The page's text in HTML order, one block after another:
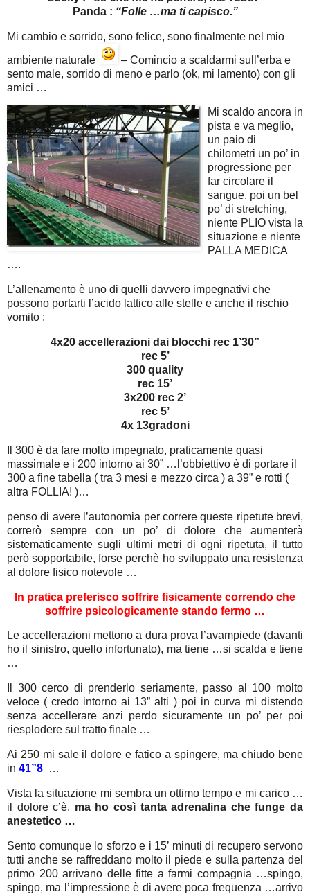
Panda : “Folle …ma ti capisco.”
Mi cambio e sorrido, sono felice, sono finalmente nel mio
ambiente naturale
– Comincio a scaldarmi sull’erba e
sento male, sorrido di meno e parlo (ok, mi lamento) con gli
amici …
Mi scaldo ancora in
pista e va meglio,
un paio di
chilometri un po’ in
progressione per
far circolare il
sangue, poi un bel
po’ di stretching,
niente PLIO vista la
situazione e niente
PALLA MEDICA
….
L’allenamento è uno di quelli davvero impegnativi che
possono portarti l’acido lattico alle stelle e anche il rischio
vomito :
4x20 accellerazioni dai blocchi rec 1’30”
rec 5’
300 quality
rec 15’
3x200 rec 2’
rec 5’
4x 13gradoni
Il 300 è da fare molto impegnato, praticamente quasi
massimale e i 200 intorno ai 30” …l’obbiettivo è di portare il
300 a fine tabella ( tra 3 mesi e mezzo circa ) a 39” e rotti (
altra FOLLIA! )…
penso di avere l’autonomia per correre queste ripetute brevi,
correrò sempre con un po’ di dolore che aumenterà
sistematicamente sugli ultimi metri di ogni ripetuta, il tutto
però sopportabile, forse perchè ho sviluppato una resistenza
al dolore fisico notevole …
In pratica preferisco soffrire fisicamente correndo che
soffrire psicologicamente stando fermo …
Le accellerazioni mettono a dura prova l’avampiede (davanti
ho il sinistro, quello infortunato), ma tiene …si scalda e tiene
…
Il 300 cerco di prenderlo seriamente, passo al 100 molto
veloce ( credo intorno ai 13” alti ) poi in curva mi distendo
senza accellerare anzi perdo sicuramente un po’ per poi
riesplodere sul tratto finale …
Ai 250 mi sale il dolore e fatico a spingere, ma chiudo bene
in 41”8 …
Vista la situazione mi sembra un ottimo tempo e mi carico …
il dolore c’è, ma ho così tanta adrenalina che funge da
anestetico …
Sento comunque lo sforzo e i 15’ minuti di recupero servono
tutti anche se raffreddano molto il piede e sulla partenza del
primo 200 arrivano delle fitte a farmi compagnia …spingo,
spingo, ma l’impressione è di avere poca frequenza …arrivo